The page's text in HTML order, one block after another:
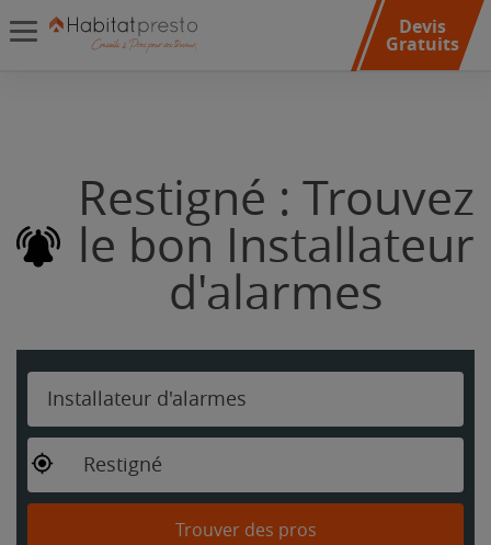
Devis
Gratuits
Restigné : Trouvez
le bon Installateur
d'alarmes
Installateur d'alarmes
Restigné
Trouver des pros